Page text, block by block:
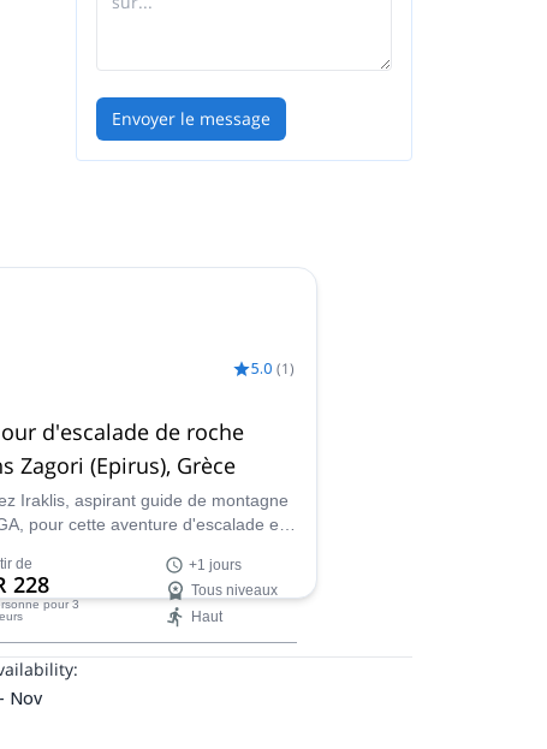
Envoyer le message
5.0 (1)
d'escalade de roche
Zagori (Epirus), Grèce
Iraklis, aspirant guide de montagne
pour cette aventure d'escalade en
découvrez les incroyables rochers de
de
228
pour 3
+1 jours
Tous niveaux
Haut
Nov